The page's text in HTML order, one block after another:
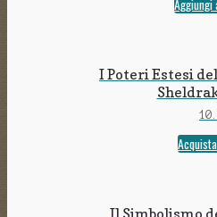
I Poteri Estesi
Il Simbolismo